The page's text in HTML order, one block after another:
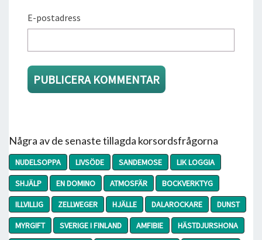
E-postadress
Några av de senaste tillagda korsordsfrågorna
NUDELSOPPA LIVSÖDE SANDEMOSE
LIK LOGGIA
SHJÄLP
EN DOMINO ATMOSFÄR
BOCKVERKTYG
ILLVILLIG
ZELLWEGER HJÄLLE DALAROCKARE
DUNST
MYRGIFT
SVERIGE I FINLAND AMFIBIE
HÄSTDJURSHONA